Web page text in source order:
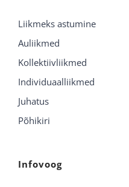
Liikmeks astumine
Auliikmed
Kollektiivliikmed
Individuaalliikmed
Juhatus
Põhikiri
Infovoog